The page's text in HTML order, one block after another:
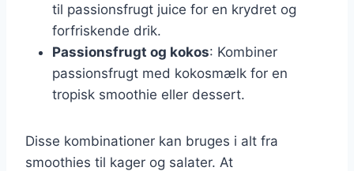
til passionsfrugt juice for en krydret og
forfriskende drik.
Passionsfrugt og kokos: Kombiner
passionsfrugt med kokosmælk for en
tropisk smoothie eller dessert.
Disse kombinationer kan bruges i alt fra
smoothies til kager og salater. At